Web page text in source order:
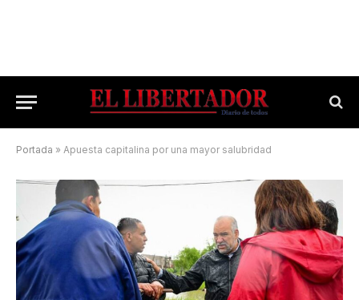
Portada » Apuesta capitalina por una mayor salubridad